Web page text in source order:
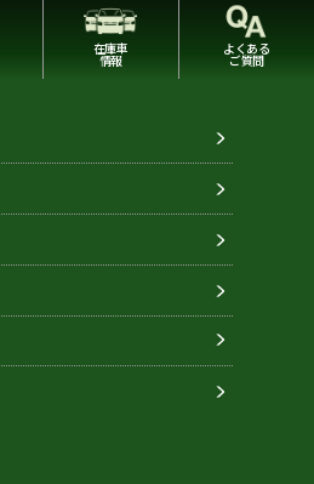
在庫車
情報
よくある
ご質問